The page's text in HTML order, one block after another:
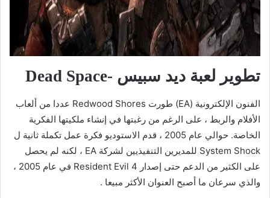
تطوير لعبة ديد سبيس -Dead Space
الفنون الإلكترونية (EA) طورت Redwood Shores عددا من ألعاب
الأفلام والربط ، على الرغم من رغبتها في إنشاء ملكيتها الفكرية
الخاصة. حوالي عام 2005 ، قدم الاستوديو فكرة عمل تكملة ثانية ل
System Shock للمديرين التنفيذيين لشركة EA ، لكنه لم يحصل
على الكثير من الدعم حتى إصدار Resident Evil 4 في عام 2005 ،
والذي سرعان ما أصبح العنوان الأكثر مبيعا .